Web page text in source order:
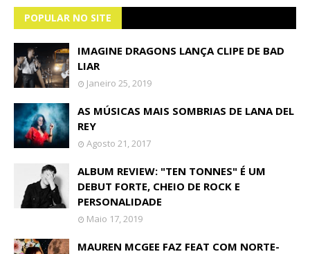
POPULAR NO SITE
IMAGINE DRAGONS LANÇA CLIPE DE BAD
LIAR
Janeiro 25, 2019
AS MÚSICAS MAIS SOMBRIAS DE LANA DEL
REY
Agosto 21, 2017
ALBUM REVIEW: "TEN TONNES" É UM
DEBUT FORTE, CHEIO DE ROCK E
PERSONALIDADE
Maio 17, 2019
MAUREN MCGEE FAZ FEAT COM NORTE-